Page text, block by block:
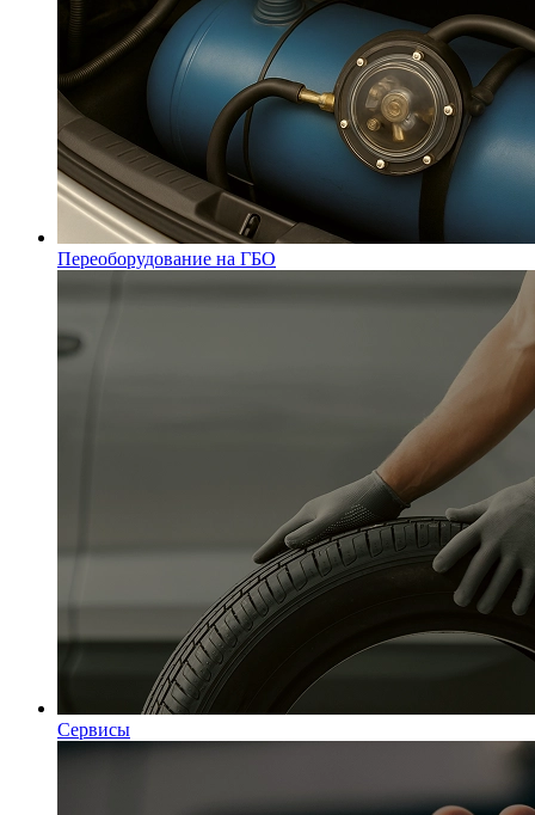
Переоборудование на ГБО
Сервисы